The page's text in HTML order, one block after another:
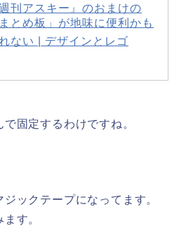
週刊アスキー』のおまけの
まとめ板」が地味に便利かも
ない | デザインとレゴ
固定するわけですね。
ジックテープになってます。
す。